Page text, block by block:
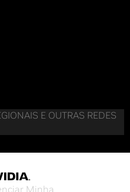
E OUTRAS REDES
Minha